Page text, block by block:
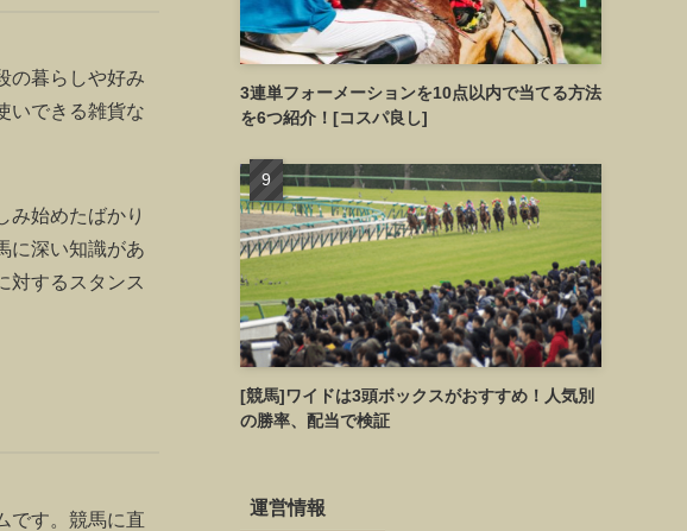
の暮らしや好み
いできる雑貨な
み始めたばかり
に深い知識があ
対するスタンス
です。競馬に直
3連単フォーメーションを10点以内で当てる方法
を6つ紹介！[コスパ良し]
[競馬]ワイドは3頭ボックスがおすすめ！人気別
の勝率、配当で検証
運営情報